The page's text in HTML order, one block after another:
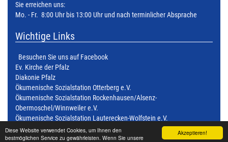
Akzeptieren!
Diese Website verwendet Cookies, um Ihnen den
bestmöglichen Service zu gewährleisten. Wenn Sie unsere
Sie erreichen uns:
Mo. - Fr. 8:00 Uhr bis 13:00 Uhr und nach terminlicher Absprache
Wichtige Links
Besuchen Sie uns auf Facebook
Ev. Kirche der Pfalz
Diakonie Pfalz
Ökumenische Sozialstation Otterberg e.V.
Ökumenische Sozialstation Rockenhausen/Alsenz-
Obermoschel/Winnweiler e.V.
Ökumenische Sozialstation Lauterecken-Wolfstein e.V.
Ökumenische Sozialstation Kusel - Altenglan e.V.
Ökumenische Sozialstation Kaiserslautern Süd e.V.